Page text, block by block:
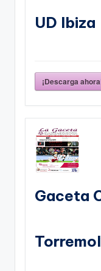
UD Ibiza
¡Descarga
Gaceta